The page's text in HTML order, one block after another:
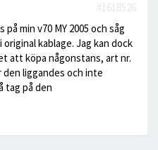
#1618526
min v70 MY 2005 och såg
kablage. Jag kan dock
att köpa någonstans, art nr.
den liggandes och inte
tag på den